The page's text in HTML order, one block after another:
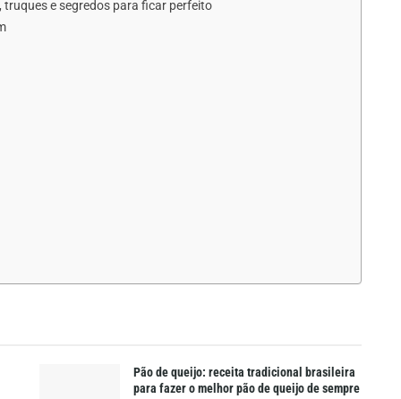
e segredos para ficar perfeito
Pão de queijo: receita tradicional brasileira
para fazer o melhor pão de queijo de sempre